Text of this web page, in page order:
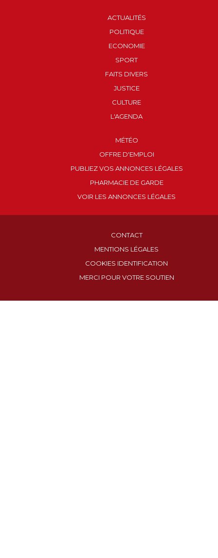
ACTUALITÉS
POLITIQUE
ECONOMIE
SPORT
FAITS DIVERS
JUSTICE
CULTURE
L'AGENDA
MÉTÉO
OFFRE D'EMPLOI
PUBLIEZ VOS ANNONCES LÉGALES
PHARMACIE DE GARDE
VOIR LES ANNONCES LÉGALES
CONTACT
MENTIONS LÉGALES
COOKIES IDENTIFICATION
MERCI POUR VOTRE SOUTIEN